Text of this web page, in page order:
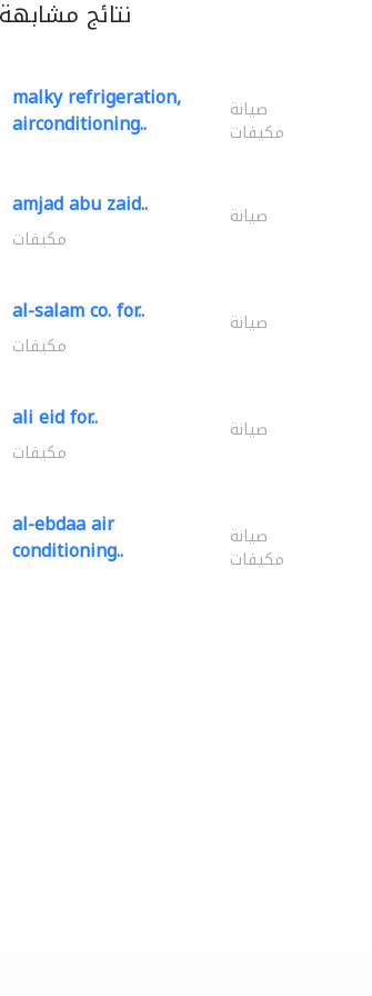
contracting interior..
نتائج مشابهة
malky refrigeration,
airconditioning.. صيانة
مكيفات
amjad abu zaid.. صيانة
مكيفات
al-salam co. for.. صيانة
مكيفات
ali eid for.. صيانة
مكيفات
al-ebdaa air
conditioning.. صيانة
مكيفات